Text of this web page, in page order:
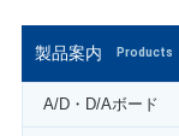
製品案内 Products
A/D・D/Aボード